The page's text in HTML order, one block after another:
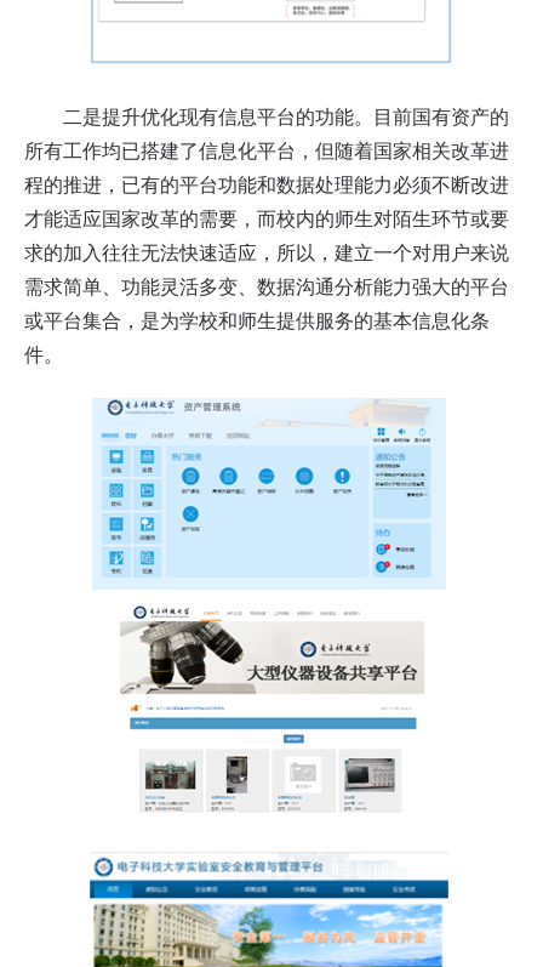
二是提升优化现有信息平台的功能。目前国有资产的
所有工作均已搭建了信息化平台，但随着国家相关改革进
程的推进，已有的平台功能和数据处理能力必须不断改进
才能适应国家改革的需要，而校内的师生对陌生环节或要
求的加入往往无法快速适应，所以，建立一个对用户来说
需求简单、功能灵活多变、数据沟通分析能力强大的平台
或平台集合，是为学校和师生提供服务的基本信息化条
件。